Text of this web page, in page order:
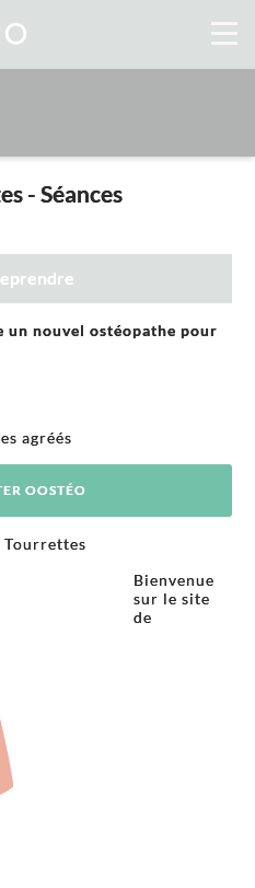
- Séances
un nouvel ostéopathe pour
agréés
OOSTÉO
Tourrettes
Bienvenue
sur le site
de